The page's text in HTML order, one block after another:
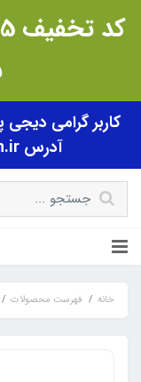
کاربر گرامی دیجی
آدرس mehr9mah.ir مراجعه فرمایید.
خانه فهرست محصولات